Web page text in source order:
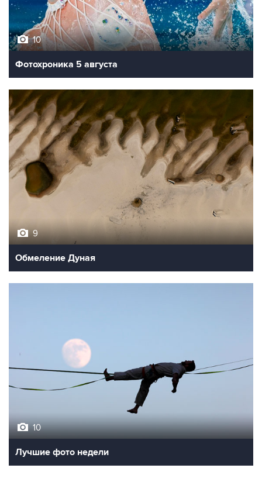
10
Фотохроника 5 августа
9
Обмеление Дуная
10
Лучшие фото недели